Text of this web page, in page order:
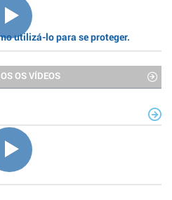
utilizá-lo para se proteger.
OS VÍDEOS